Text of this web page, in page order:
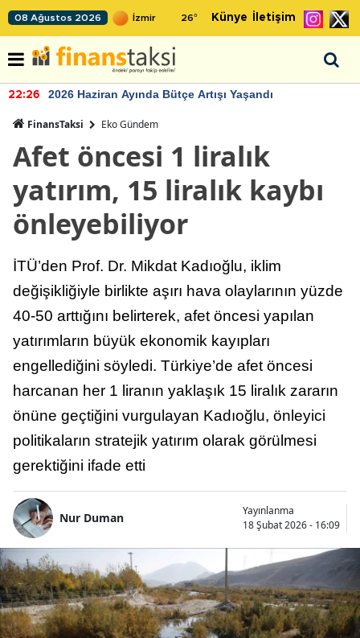
08 Ağustos 2026 26° Künye İletişim
22:26 2026 Haziran Ayında Bütçe Artışı Yaşandı
FinansTaksi Eko Gündem
Afet öncesi 1 liralık
yatırım, 15 liralık kaybı
önleyebiliyor
İTÜ’den Prof. Dr. Mikdat Kadıoğlu, iklim
değişikliğiyle birlikte aşırı hava olaylarının yüzde
40-50 arttığını belirterek, afet öncesi yapılan
yatırımların büyük ekonomik kayıpları
engellediğini söyledi. Türkiye’de afet öncesi
harcanan her 1 liranın yaklaşık 15 liralık zararın
önüne geçtiğini vurgulayan Kadıoğlu, önleyici
politikaların stratejik yatırım olarak görülmesi
gerektiğini ifade etti
Nur Duman
Yayınlanma
18 Şubat 2026 - 16:09